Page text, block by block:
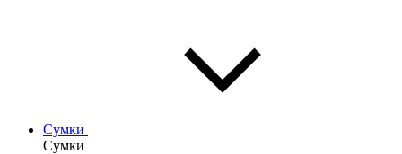
Сумки
Сумки